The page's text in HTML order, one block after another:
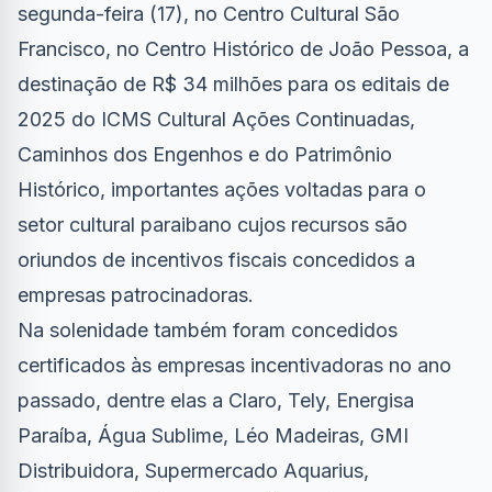
segunda-feira (17), no Centro Cultural São
Francisco, no Centro Histórico de João Pessoa, a
destinação de R$ 34 milhões para os editais de
2025 do ICMS Cultural Ações Continuadas,
Caminhos dos Engenhos e do Patrimônio
Histórico, importantes ações voltadas para o
setor cultural paraibano cujos recursos são
oriundos de incentivos fiscais concedidos a
empresas patrocinadoras.
Na solenidade também foram concedidos
certificados às empresas incentivadoras no ano
passado, dentre elas a Claro, Tely, Energisa
Paraíba, Água Sublime, Léo Madeiras, GMI
Distribuidora, Supermercado Aquarius,